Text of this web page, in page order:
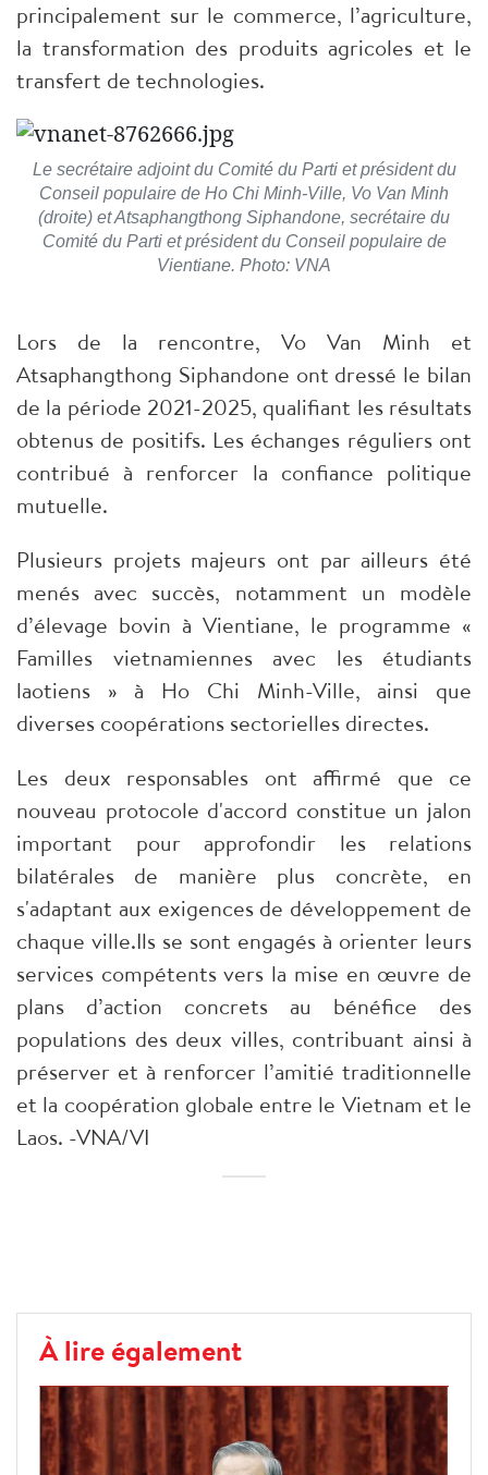
principalement sur le commerce, l’agriculture,
la transformation des produits agricoles et le
transfert de technologies.
Le secrétaire adjoint du Comité du Parti et président du
Conseil populaire de Ho Chi Minh-Ville, Vo Van Minh
(droite) et Atsaphangthong Siphandone, secrétaire du
Comité du Parti et président du Conseil populaire de
Vientiane. Photo: VNA
Lors de la rencontre, Vo Van Minh et
Atsaphangthong Siphandone ont dressé le bilan
de la période 2021-2025, qualifiant les résultats
obtenus de positifs. Les échanges réguliers ont
contribué à renforcer la confiance politique
mutuelle.
Plusieurs projets majeurs ont par ailleurs été
menés avec succès, notamment un modèle
d’élevage bovin à Vientiane, le programme «
Familles vietnamiennes avec les étudiants
laotiens » à Ho Chi Minh-Ville, ainsi que
diverses coopérations sectorielles directes.
Les deux responsables ont affirmé que ce
nouveau protocole d'accord constitue un jalon
important pour approfondir les relations
bilatérales de manière plus concrète, en
s'adaptant aux exigences de développement de
chaque ville.Ils se sont engagés à orienter leurs
services compétents vers la mise en œuvre de
plans d’action concrets au bénéfice des
populations des deux villes, contribuant ainsi à
préserver et à renforcer l’amitié traditionnelle
et la coopération globale entre le Vietnam et le
Laos. -VNA/VI
À lire également